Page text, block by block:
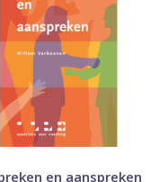
en aanspreken